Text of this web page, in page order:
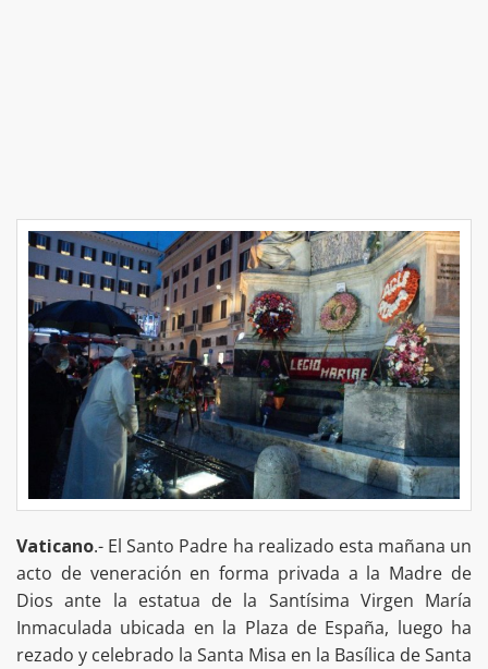
Vaticano.- El Santo Padre ha realizado esta mañana un
acto de veneración en forma privada a la Madre de
Dios ante la estatua de la Santísima Virgen María
Inmaculada ubicada en la Plaza de España, luego ha
rezado y celebrado la Santa Misa en la Basílica de Santa